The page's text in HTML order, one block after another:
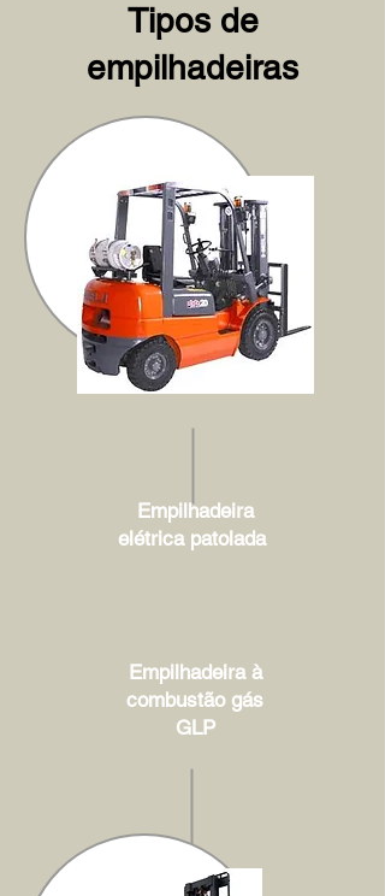
Tipos de
empilhadeiras
Empilhadeira
elétrica patolada
Empilhadeira à
combustão gás
GLP